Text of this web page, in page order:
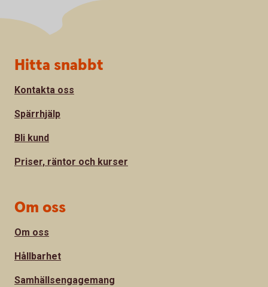
Sidfot
Hitta snabbt
Kontakta oss
Spärrhjälp
Bli kund
Priser, räntor och kurser
Om oss
Om oss
Hållbarhet
Samhällsengagemang